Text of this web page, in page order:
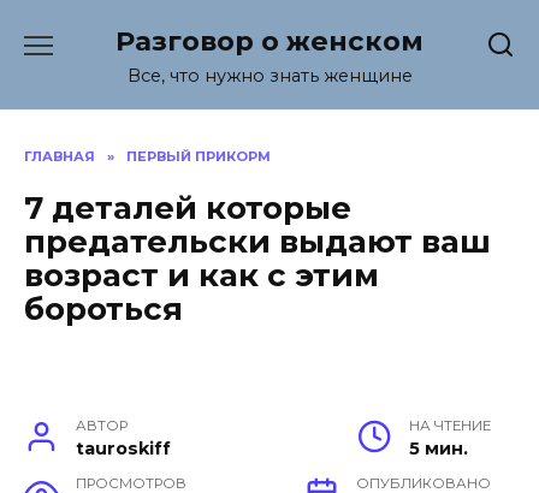
содержанию
Разговор о женском
Все, что нужно знать женщине
ГЛАВНАЯ » ПЕРВЫЙ ПРИКОРМ
7 деталей которые
предательски выдают ваш
возраст и как с этим
бороться
АВТОР
tauroskiff
НА ЧТЕНИЕ
5 мин.
ПРОСМОТРОВ ОПУБЛИКОВАНО